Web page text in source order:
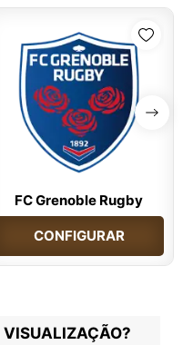
FC Grenoble Rugby
CONFIGURAR
VISUALIZAÇÃO?